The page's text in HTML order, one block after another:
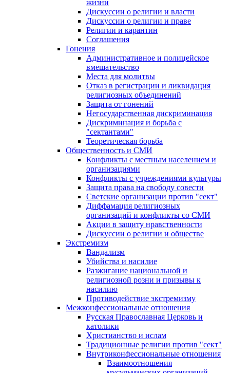
жизни
Дискуссии о религии и власти
Дискуссии о религии и праве
Религии и карантин
Соглашения
Гонения
Административное и полицейское
вмешательство
Места для молитвы
Отказ в регистрации и ликвидация
религиозных объединений
Защита от гонений
Негосударственная дискриминация
Дискриминация и борьба с
"сектантами"
Теоретическая борьба
Общественность и СМИ
Конфликты с местным населением и
организациями
Конфликты с учреждениями культуры
Защита права на свободу совести
Светские организации против "сект"
Диффамация религиозных
организаций и конфликты со СМИ
Акции в защиту нравственности
Дискуссии о религии и обществе
Экстремизм
Вандализм
Убийства и насилие
Разжигание национальной и
религиозной розни и призывы к
насилию
Противодействие экстремизму
Межконфессиональные отношения
Русская Православная Церковь и
католики
Христианство и ислам
Традиционные религии против "сект"
Внутриконфессиональные отношения
Взаимоотношения